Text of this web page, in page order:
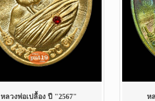
หลวงพ่อเปลื้อง ปี "2567" ห